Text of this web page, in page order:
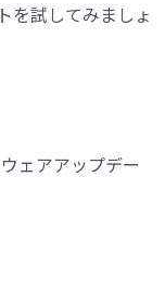
を試してみましょ
ェアアップデー